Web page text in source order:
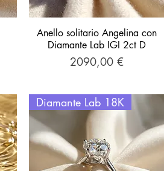
Vista rapida
Anello solitario Angelina con
Diamante Lab IGI 2ct D
Prezzo
2090,00 €
Diamante Lab 18K